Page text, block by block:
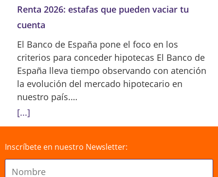
Renta 2026: estafas que pueden vaciar tu
cuenta
El Banco de España pone el foco en los
criterios para conceder hipotecas El Banco de
España lleva tiempo observando con atención
la evolución del mercado hipotecario en
nuestro país.…
[...]
Inscríbete en nuestro Newsletter: